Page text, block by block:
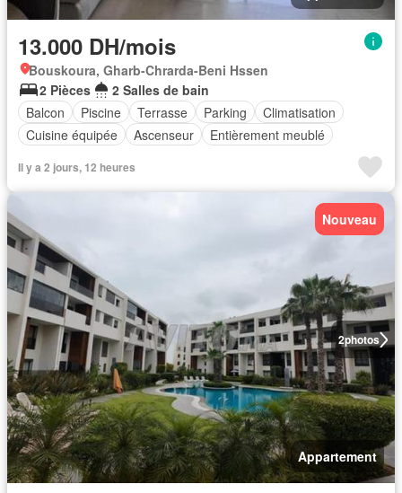
13.000 DH/mois
Bouskoura, Gharb-Chrarda-Beni Hssen
2 Pièces
2 Salles de bain
Balcon
Piscine Terrasse Parking
Climatisation
Cuisine équipée
Ascenseur Entièrement meublé
Il y a 2 jours, 12 heures
2photos
Nouveau
Appartement